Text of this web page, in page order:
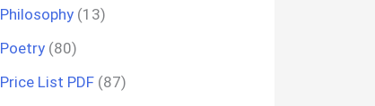
Philosophy (13)
Poetry (80)
Price List PDF (87)